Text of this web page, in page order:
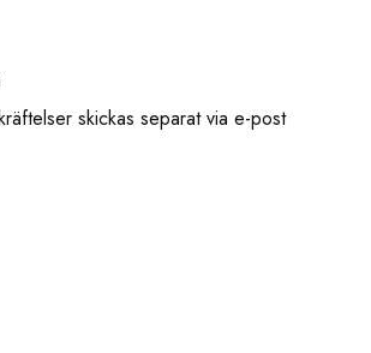
skickas separat via e-post